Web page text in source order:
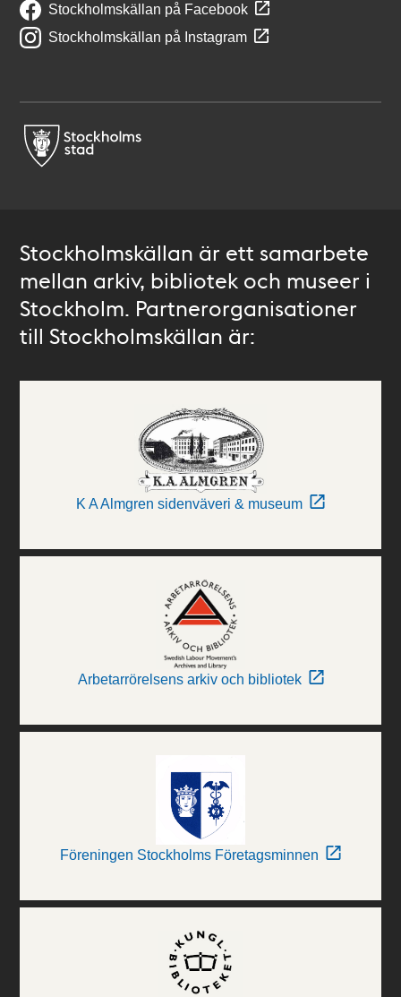
Stockholmskällan på Facebook
Stockholmskällan på Instagram
Stockholmskällan är ett samarbete
mellan arkiv, bibliotek och museer i
Stockholm. Partnerorganisationer
till Stockholmskällan är:
K A Almgren sidenväveri & museum
Arbetarrörelsens arkiv och bibliotek
Föreningen Stockholms Företagsminnen